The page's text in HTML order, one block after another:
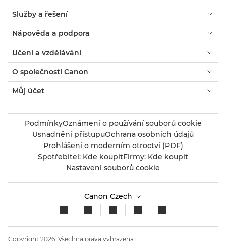
Služby a řešení
Nápověda a podpora
Učení a vzdělávání
O společnosti Canon
Můj účet
PodmínkyOznámení o používání souborů cookie
Usnadnění přístupuOchrana osobních údajů
Prohlášení o moderním otroctví (PDF)
Spotřebitel: Kde koupitFirmy: Kde koupit
Nastavení souborů cookie
Canon Czech
Copyright 2026. Všechna práva vyhrazena.